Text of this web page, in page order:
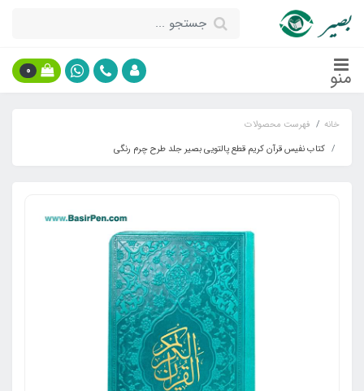
منو 0
خانه
فهرست محصولات
کتاب نفیس قرآن کریم قطع پالتویی بصیر جلد طرح چرم رنگی